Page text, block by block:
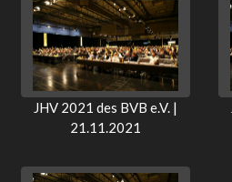
JHV 2021 des BVB e.V. |
21.11.2021